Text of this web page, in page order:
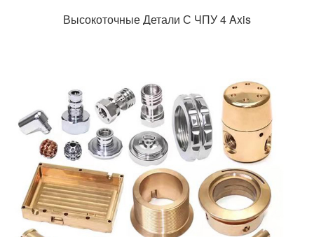
Высокоточные Детали С ЧПУ 4 Axis